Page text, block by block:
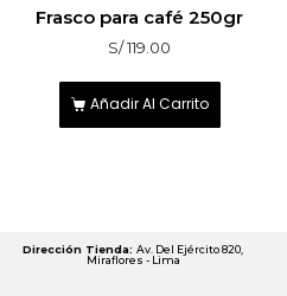
sobre 5
Frasco para café 250gr
S/119.00
Añadir Al Carrito
Dirección Tienda: Av. Del Ejército 820,
Miraflores - Lima